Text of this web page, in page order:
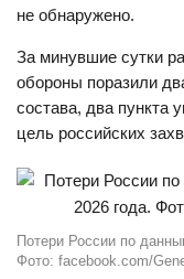
не обнаружено.
За минувшие сутки
обороны поразили
состава, два пункта
цель российских
Потери России по
Фото: facebook.com/